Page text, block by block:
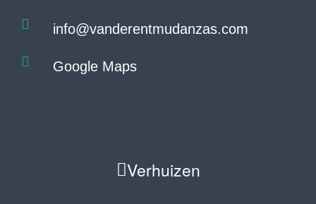
info@vanderentmudanzas.com
Google Maps
Verhuizen